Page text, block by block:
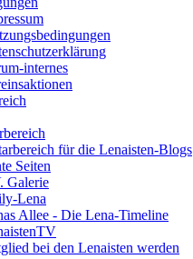
internes
für die Lenaisten-Blogs
Seiten
Galerie
Lena
Allee - Die Lena-Timeline
bei den Lenaisten werden